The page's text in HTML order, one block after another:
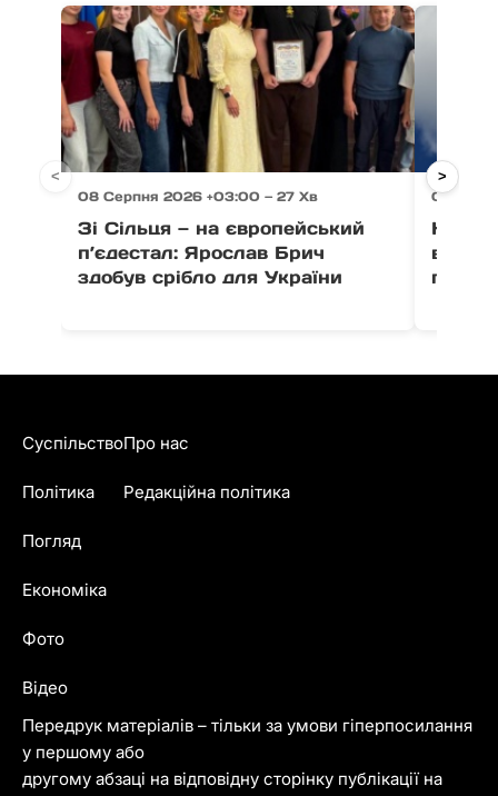
08 Серпня 2026 +03:00 — 27 Хв
Зі Сільця — на європейський
п’єдестал: Ярослав Брич
здобув срібло для України
08
На
після
< >
Передрук матеріалів – тільки за умови гіперпосилання
у першому або
другому абзаці на відповідну сторінку публікації на
Суспільство
Політика
Погляд
Економіка
Фото
Відео
Про нас
Редакційна політика